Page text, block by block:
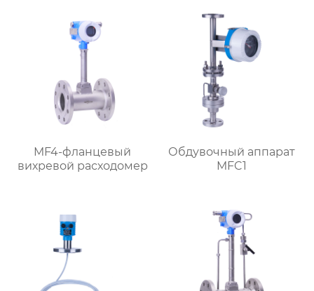
MF4-фланцевый
вихревой расходомер
Обдувочный аппарат
MFC1